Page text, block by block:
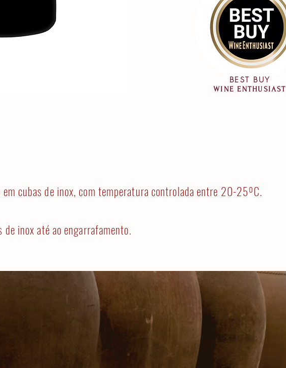
BEST BUY
WINE ENTHUSIAST
em cubas de inox, com temperatura controlada entre 20-25ºC.
de inox até ao engarrafamento.